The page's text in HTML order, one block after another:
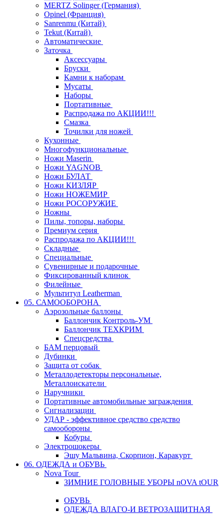
MERTZ Solinger (Германия)
Opinel (Франция)
Sanrenmu (Китай)
Tekut (Китай)
Автоматические
Заточка
Аксессуары
Бруски
Камни к наборам
Мусаты
Наборы
Портативные
Распродажа по АКЦИИ!!!
Смазка
Точилки для ножей
Кухонные
Многофункциональные
Ножи Maserin
Ножи YAGNOB
Ножи БУЛАТ
Ножи КИЗЛЯР
Ножи НОЖЕМИР
Ножи РОСОРУЖИЕ
Ножны
Пилы, топоры, наборы
Премиум серия
Распродажа по АКЦИИ!!!
Складные
Специальные
Сувенирные и подарочные
Фиксированный клинок
Филейные
Мультитул Leatherman
05. САМООБОРОНА
Аэрозольные баллоны
Баллончик Контроль-УМ
Баллончик ТЕХКРИМ
Спецсредства
БАМ перцовый
Дубинки
Защита от собак
Металлодетекторы персональные,
Металлоискатели
Наручники
Портативные автомобильные заграждения
Сигнализации
УДАР - эффективное средство средство
самообороны
Кобуры
Электрошокеры
Эшу Мальвина, Скорпион, Каракурт
06. ОДЕЖДА и ОБУВЬ
Nova Tour
ЗИМНИЕ ГОЛОВНЫЕ УБОРЫ nOVA tOUR
ОБУВЬ
ОДЕЖДА ВЛАГО-И ВЕТРОЗАЩИТНАЯ